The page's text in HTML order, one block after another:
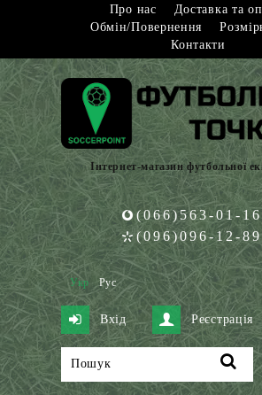
Про нас
Доставка та
Обмін/Повернення
Контакти
Інтернет-магазин футбольної
(066)563-01-16
(096)096-12-89
Укр Рус
Вхід Реєстрація